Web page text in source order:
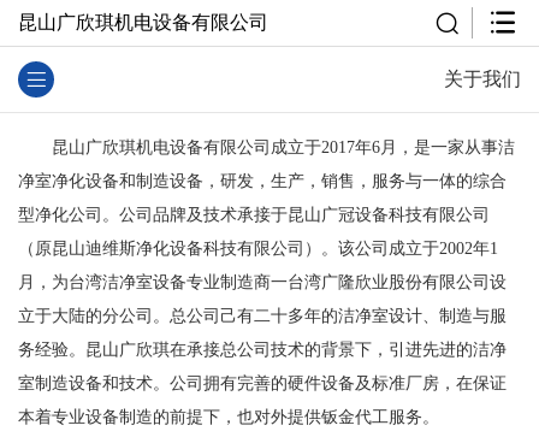
昆山广欣琪机电设备有限公司
关于我们
昆山广欣琪机电设备有限公司成立于2017年6月，是一家从事洁
净室净化设备和制造设备，研发，生产，销售，服务与一体的综合
型净化公司。公司品牌及技术承接于昆山广冠设备科技有限公司
（原昆山迪维斯净化设备科技有限公司）。该公司成立于2002年1
月， 为台湾洁净室设备专业制造商一台湾广隆欣业股份有限公司设
立于大陆的分公司。总公司己有二十多年的洁净室设计、制造与服
务经验。昆山广欣琪在承接总公司技术的背景下，引进先进的洁净
室制造设备和技术。公司拥有完善的硬件设备及标准厂房，在保证
本着专业设备制造的前提下，也对外提供钣金代工服务。